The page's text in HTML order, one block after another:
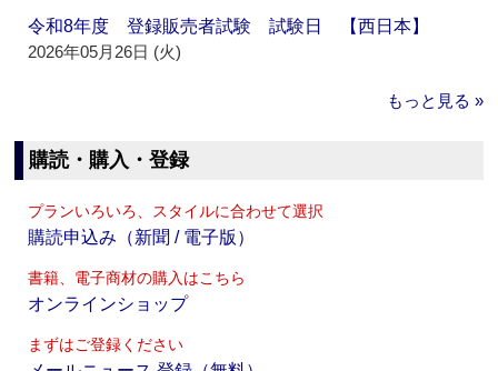
令和8年度 登録販売者試験 試験日 【西日本】
2026年05月26日 (火)
もっと見る »
購読・購入・登録
プランいろいろ、スタイルに合わせて選択
購読申込み（新聞 / 電子版）
書籍、電子商材の購入はこちら
オンラインショップ
まずはご登録ください